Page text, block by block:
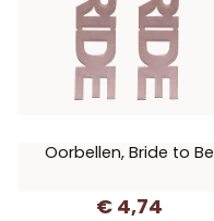
Oorbellen, Bride to Be
€ 4,74